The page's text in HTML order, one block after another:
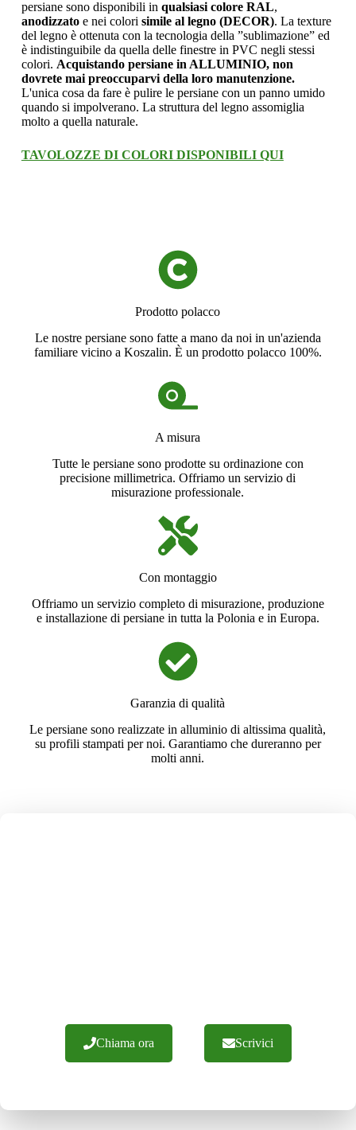
persiane sono disponibili in qualsiasi colore RAL,
anodizzatoe nei colori simile al legno (DECOR). La texture
del legno è ottenuta con la tecnologia della ”sublimazione” ed
è indistinguibile da quella delle finestre in PVC negli stessi
colori. Acquistando persiane in ALLUMINIO, non
dovrete mai preoccuparvi della loro manutenzione.
L'unica cosa da fare è pulire le persiane con un panno umido
quando si impolverano. La struttura del legno assomiglia
molto a quella naturale.
TAVOLOZZE DI COLORI DISPONIBILI QUI
Prodotto polacco
Le nostre persiane sono fatte a mano da noi in un'azienda
familiare vicino a Koszalin. È un prodotto polacco 100%.
A misura
Tutte le persiane sono prodotte su ordinazione con
precisione millimetrica. Offriamo un servizio di
misurazione professionale.
Con montaggio
Offriamo un servizio completo di misurazione, produzione
e installazione di persiane in tutta la Polonia e in Europa.
Garanzia di qualità
Le persiane sono realizzate in alluminio di altissima qualità,
su profili stampati per noi. Garantiamo che dureranno per
molti anni.
Chiama ora Scrivici